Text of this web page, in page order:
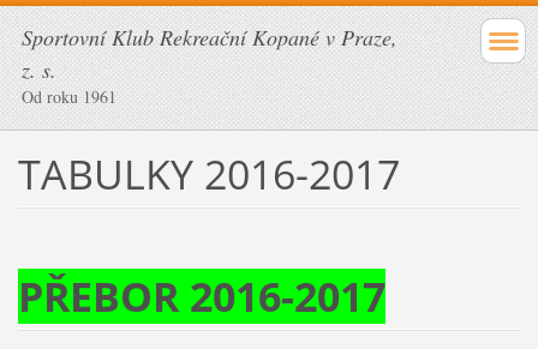
Sportovní Klub Rekreační Kopané v Praze,
z. s.
Od roku 1961
TABULKY 2016-2017
PŘEBOR 2016-2017